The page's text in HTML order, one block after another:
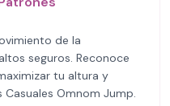
de la
seguros. Reconoce
tu altura y
Omnom Jump.